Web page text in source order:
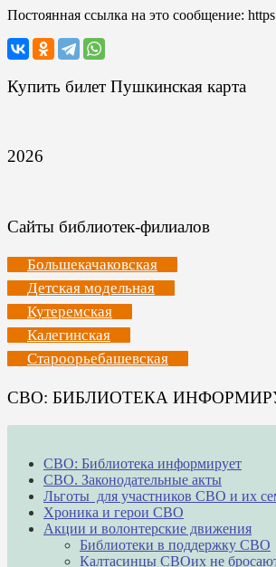
Постоянная ссылка на это сообщение:
Купить билет Пушкинская карта
2026
Сайты библиотек-филиалов
Большекачаковская
Детская модельная
Кутеремская
Калегинская
Староорьебашевская
СВО: БИБЛИОТЕКА
СВО: Библиотека информирует
СВО. Законодательные акты
Льготы для участников СВО и их
Хроника и герои СВО
Акции и волонтерские движения
Библиотеки в поддержку СВО
Калтасинцы СВОих не